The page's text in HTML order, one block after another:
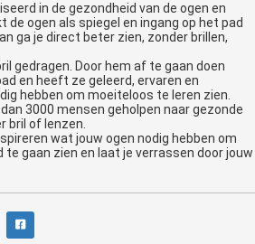
in de gezondheid van de ogen en
de ogen als spiegel en ingang op het pad
ga je direct beter zien, zonder brillen,
gedragen. Door hem af te gaan doen
en heeft ze geleerd, ervaren en
hebben om moeiteloos te leren zien.
3000 mensen geholpen naar gezonde
bril of lenzen.
wat jouw ogen nodig hebben om
te gaan zien en laat je verrassen door jouw